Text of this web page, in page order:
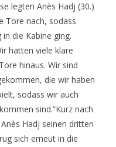
legten Anès Hadj (30.)
Tore nach, sodass
die Kabine ging.
hatten viele klare
hinaus. Wir sind
die wir haben
sodass wir auch
sind.“Kurz nach
Hadj seinen dritten
sich erneut in die